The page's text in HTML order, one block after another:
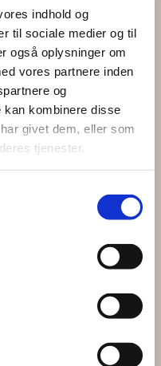
indhold og
til sociale medier og til
også oplysninger om
vores partnere inden
og
kan kombinere disse
givet dem, eller som
tjenester.
for detaljer.
anbefale
gøre brug at
formåede, at
slappe og